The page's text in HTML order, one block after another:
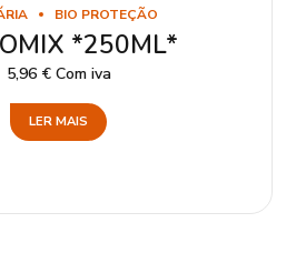
BIO PROTEÇÃO
*250ML*
5,96 € Com iva
LER MAIS